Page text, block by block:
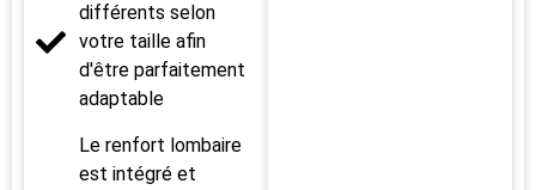
différents selon
votre taille afin
d'être parfaitement
adaptable
Le renfort lombaire
est intégré et